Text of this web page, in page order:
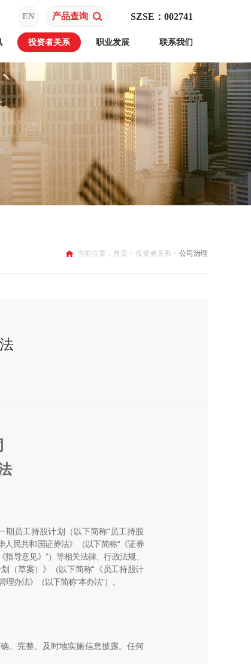
投资者关系 职业发展 联系我们
SZSE：002741
EN 产品查询
当前位置： 首页 > 投资者关系 > 公司治理
期员工持股计划（以下简称“员工持股
人民共和国证券法》（以下简称“《证券
指导意见》 ”）等相关法律、行政法规、
（草案）》（以下简称“ 《员工持股计
理办法》（以下简称“本办法”）。
、完整、及时地实施信息披露。任何